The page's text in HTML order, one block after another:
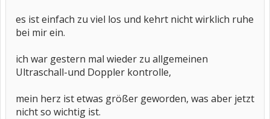
es ist einfach zu viel los und kehrt nicht wirklich ruhe
bei mir ein.
ich war gestern mal wieder zu allgemeinen
Ultraschall-und Doppler kontrolle,
mein herz ist etwas größer geworden, was aber jetzt
nicht so wichtig ist.